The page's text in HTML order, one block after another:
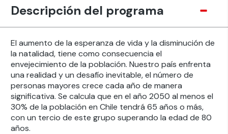
Descripción del programa
El aumento de la esperanza de vida y la disminución de
la natalidad, tiene como consecuencia el
envejecimiento de la población. Nuestro país enfrenta
una realidad y un desafío inevitable, el número de
personas mayores crece cada año de manera
significativa. Se calcula que en el año 2050 al menos el
30% de la población en Chile tendrá 65 años o más,
con un tercio de este grupo superando la edad de 80
años.